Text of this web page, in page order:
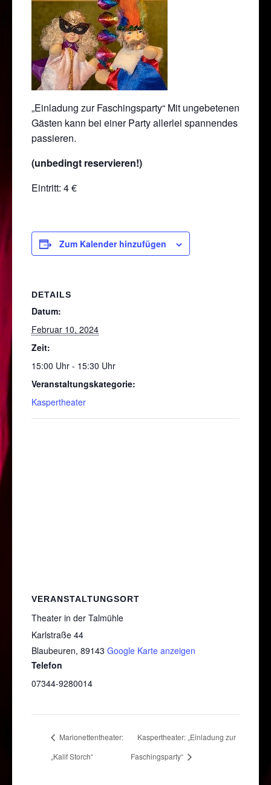
„Einladung zur Faschingsparty“ Mit ungebetenen
Gästen kann bei einer Party allerlei spannendes
passieren.
(unbedingt reservieren!)
Eintritt: 4 €
Zum Kalender hinzufügen
DETAILS
Datum:
Februar 10, 2024
Zeit:
15:00 Uhr - 15:30 Uhr
Veranstaltungskategorie:
Kaspertheater
VERANSTALTUNGSORT
Theater in der Talmühle
Karlstraße 44
Blaubeuren, 89143 Google Karte anzeigen
Telefon
07344-9280014
Marionettentheater:
„Kalif Storch“
Kaspertheater: „Einladung zur
Faschingsparty“